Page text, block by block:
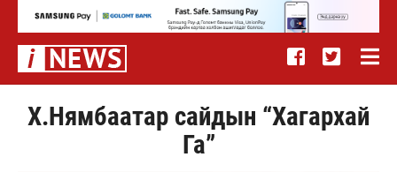
Х.Нямбаатар сайдын “Хагархай
Га”